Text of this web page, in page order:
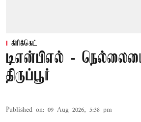
கிரிக்கெட்
டிஎன்பிஎல் -
திருப்பூர்
Published on: 09 Aug 2026, 5:38 pm